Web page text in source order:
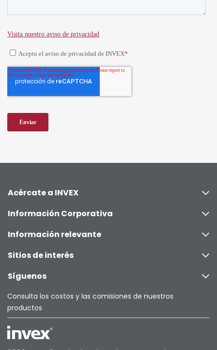
Acércate a INVEX
Información Corporativa
Información relevante
Sitios de interés
Síguenos
Consulta los costos y las comisiones de nuestros
productos